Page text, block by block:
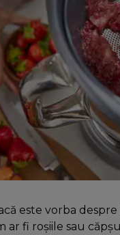
este vorba
ar fi roșiile sau